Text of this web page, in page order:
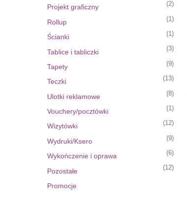
Projekt graficzny (2)
Rollup (1)
Ścianki (1)
Tablice i tabliczki (3)
Tapety (9)
Teczki (13)
Ulotki reklamowe (8)
Vouchery/pocztówki (1)
Wizytówki (12)
Wydruki/Ksero (9)
Wykończenie i oprawa (6)
Pozostałe (12)
Promocje